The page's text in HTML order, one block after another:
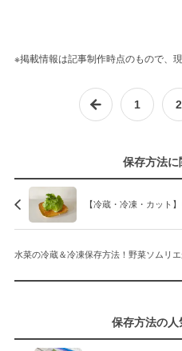
※掲載情報は記事制作時点のもので、
1 2
保存方法
【冷蔵・冷凍・カット
水菜の冷蔵＆冷凍保存方法！野菜ソムリ
保存方法の